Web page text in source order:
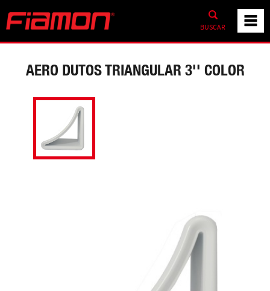
BUSCAR
AERO DUTOS TRIANGULAR 3'' COLOR